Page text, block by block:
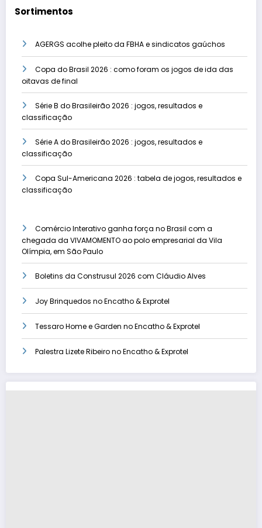
Sortimentos
AGERGS acolhe pleito da FBHA e sindicatos gaúchos
Copa do Brasil 2026 : como foram os jogos de ida das
oitavas de final
Série B do Brasileirão 2026 : jogos, resultados e
classificação
Série A do Brasileirão 2026 : jogos, resultados e
classificação
Copa Sul-Americana 2026 : tabela de jogos, resultados e
classificação
Comércio Interativo ganha força no Brasil com a
chegada da VIVAMOMENTO ao polo empresarial da Vila
Olímpia, em São Paulo
Boletins da Construsul 2026 com Cláudio Alves
Joy Brinquedos no Encatho & Exprotel
Tessaro Home e Garden no Encatho & Exprotel
Palestra Lizete Ribeiro no Encatho & Exprotel